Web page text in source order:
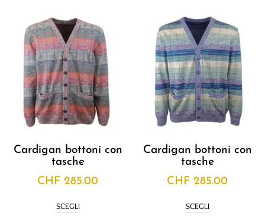
Cardigan bottoni con
tasche
CHF 285.00
SCEGLI
Cardigan bottoni con
tasche
CHF 285.00
SCEGLI